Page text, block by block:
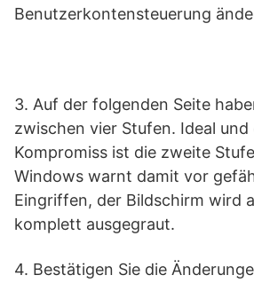
Benutzerkontensteuerung
3. Auf der folgenden Seite
zwischen vier Stufen. Ideal und
Kompromiss ist die zweite
Windows warnt damit vor
Eingriffen, der Bildschirm wird
komplett ausgegraut.
4. Bestätigen Sie die